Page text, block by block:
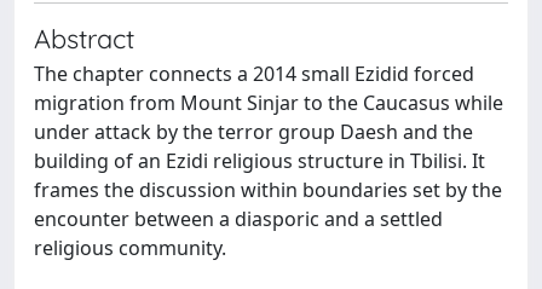
Abstract
The chapter connects a 2014 small Ezidid forced
migration from Mount Sinjar to the Caucasus while
under attack by the terror group Daesh and the
building of an Ezidi religious structure in Tbilisi. It
frames the discussion within boundaries set by the
encounter between a diasporic and a settled
religious community.